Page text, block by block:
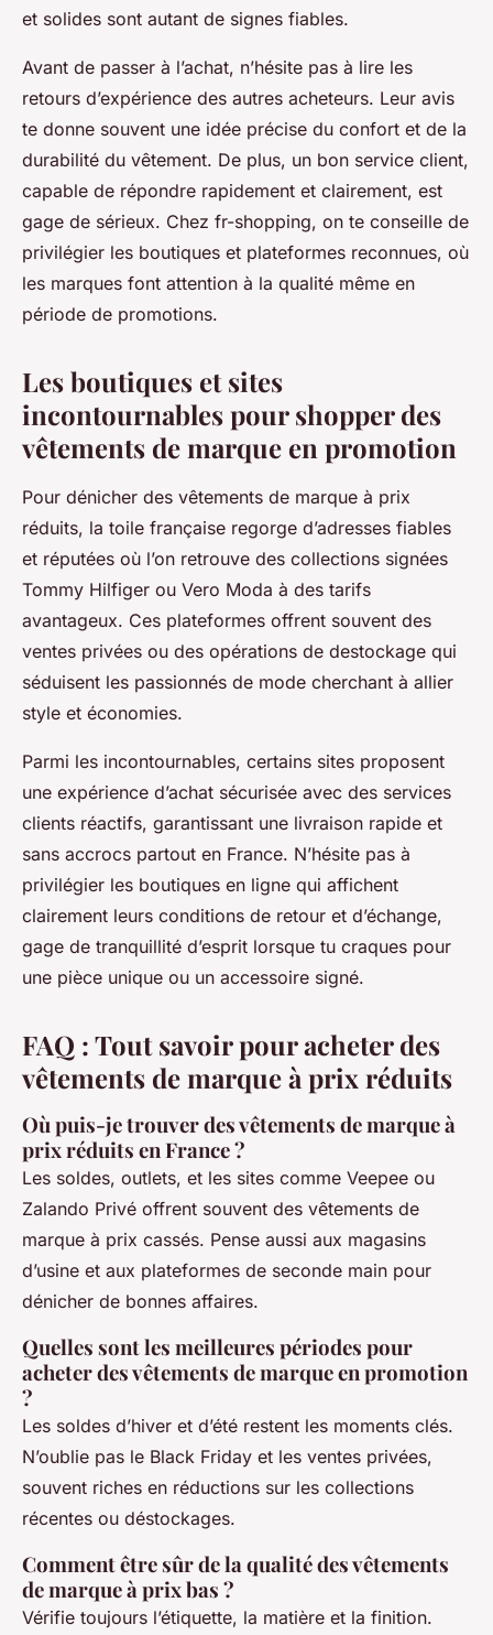
et solides sont autant de signes fiables.
Avant de passer à l’achat, n’hésite pas à lire les
retours d’expérience des autres acheteurs. Leur avis
te donne souvent une idée précise du confort et de la
durabilité du vêtement. De plus, un bon service client,
capable de répondre rapidement et clairement, est
gage de sérieux. Chez fr-shopping, on te conseille de
privilégier les boutiques et plateformes reconnues, où
les marques font attention à la qualité même en
période de promotions.
Les boutiques et sites
incontournables pour shopper des
vêtements de marque en promotion
Pour dénicher des vêtements de marque à prix
réduits, la toile française regorge d’adresses fiables
et réputées où l’on retrouve des collections signées
Tommy Hilfiger ou Vero Moda à des tarifs
avantageux. Ces plateformes offrent souvent des
ventes privées ou des opérations de destockage qui
séduisent les passionnés de mode cherchant à allier
style et économies.
Parmi les incontournables, certains sites proposent
une expérience d’achat sécurisée avec des services
clients réactifs, garantissant une livraison rapide et
sans accrocs partout en France. N’hésite pas à
privilégier les boutiques en ligne qui affichent
clairement leurs conditions de retour et d’échange,
gage de tranquillité d’esprit lorsque tu craques pour
une pièce unique ou un accessoire signé.
FAQ : Tout savoir pour acheter des
vêtements de marque à prix réduits
Où puis-je trouver des vêtements de marque à
prix réduits en France ?
Les soldes, outlets, et les sites comme Veepee ou
Zalando Privé offrent souvent des vêtements de
marque à prix cassés. Pense aussi aux magasins
d’usine et aux plateformes de seconde main pour
dénicher de bonnes affaires.
Quelles sont les meilleures périodes pour
acheter des vêtements de marque en promotion
?
Les soldes d’hiver et d’été restent les moments clés.
N’oublie pas le Black Friday et les ventes privées,
souvent riches en réductions sur les collections
récentes ou déstockages.
Comment être sûr de la qualité des vêtements
de marque à prix bas ?
Vérifie toujours l’étiquette, la matière et la finition.